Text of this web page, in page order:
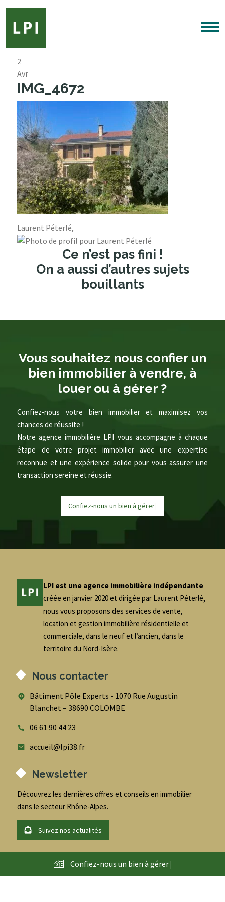
2
Avr
IMG_4672
Laurent Péterlé,
Ce n’est pas fini !
On a aussi d’autres sujets
bouillants
Vous souhaitez nous confier un
bien immobilier à vendre, à
louer ou à gérer ?
Confiez-nous votre bien immobilier et maximisez vos
chances de réussite !
Notre agence immobilière LPI vous accompagne à chaque
étape de votre projet immobilier avec une expertise
reconnue et une expérience solide pour vous assurer une
transaction sereine et réussie.
Confiez-nous un bien àgére|
LPI est une agence immobilière indépendante
créée en janvier 2020 et dirigée par Laurent Péterlé,
nous vous proposons des services de vente,
location et gestion immobilière résidentielle et
commerciale, dans le neuf et l’ancien, dans le
territoire du Nord-Isère.
Nous contacter
Bâtiment Pôle Experts - 1070 Rue Augustin
Blanchet – 38690 COLOMBE
06 61 90 44 23
accueil@lpi38.fr
Newsletter
Découvrez les dernières offres et conseils en immobilier
dans le secteur Rhône-Alpes.
Suivez nos actualités
Confiez-nous un bien àgér|